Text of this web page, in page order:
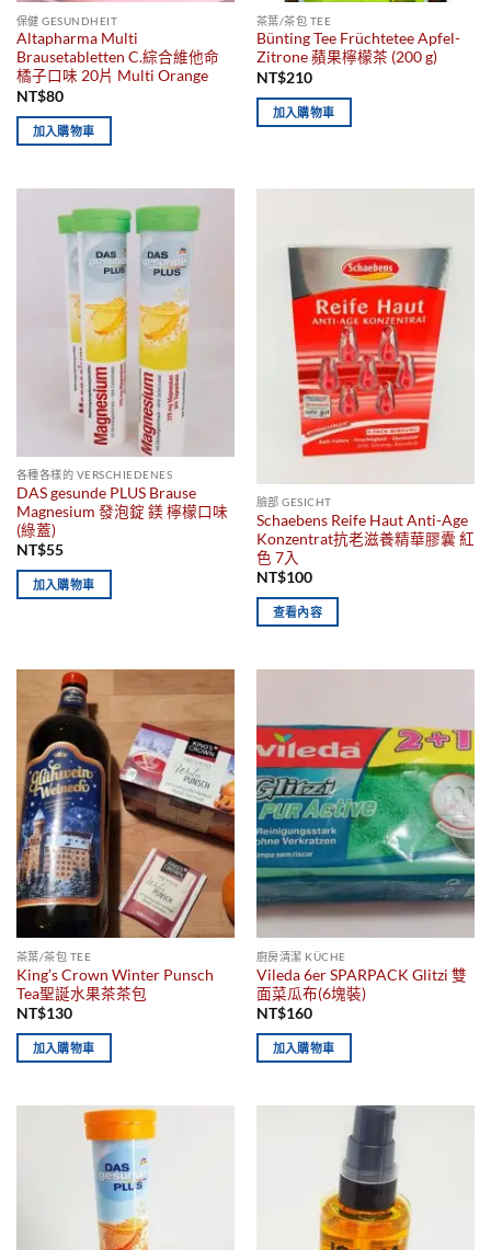
保健 GESUNDHEIT
Altapharma Multi
Brausetabletten C.綜合維他命
橘子口味 20片 Multi Orange
NT$80
加入購物車
茶葉/茶包 TEE
Bünting Tee Früchtetee Apfel-
Zitrone 蘋果檸檬茶 (200 g)
NT$210
加入購物車
各種各樣的 VERSCHIEDENES
DAS gesunde PLUS Brause
Magnesium 發泡錠 鎂 檸檬口味
(綠蓋)
NT$55
加入購物車
臉部 GESICHT
Schaebens Reife Haut Anti-Age
Konzentrat抗老滋養精華膠囊 紅
色 7入
NT$100
查看內容
茶葉/茶包 TEE
King’s Crown Winter Punsch
Tea聖誕水果茶茶包
NT$130
加入購物車
廚房清潔 KÜCHE
Vileda 6er SPARPACK Glitzi 雙
面菜瓜布(6塊裝)
NT$160
加入購物車